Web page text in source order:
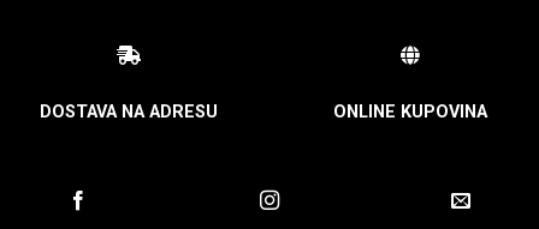
DOSTAVA NA ADRESU ONLINE KUPOVINA